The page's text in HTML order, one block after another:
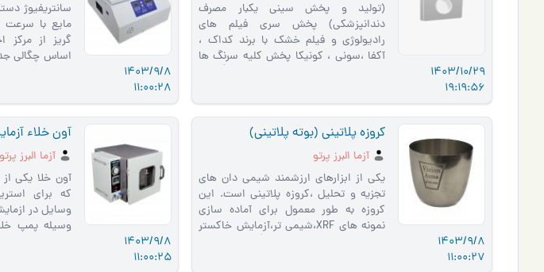
1403/10/29
19:19:56
(توليد و پخش سيني يکبار مصرف
دندانپزشکي) پخش سري فيلم هاي
راديولوژي و فيلم خشک با برند کداک ،
آکفا ،سوني ، کونيکا پخش کليه سرنگ ها
1403/9/8
11:00:28
سانتریفیوژ
مایع با سرعت
گریز از مرکز
اساس چگالی
1403/9/8
11:00:27
کروزه پلاتینی (بوته پلاتینی)
آزما البرز پرتو
یکی از ابزارهای ارزشمند شیمی دان های
تجزیه و تحلیل ،کروزه پلاتینی است. این
کروزه به طور معمول برای آماده سازی
نمونه های XRF،شیمی تر،آزمایش خاکستر
1403/9/8
11:00:25
آون خلاء
آزما البرز پرتو
آون خلا یکی
که برای
وسایل در